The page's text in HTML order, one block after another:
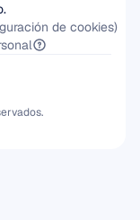
de cookies)